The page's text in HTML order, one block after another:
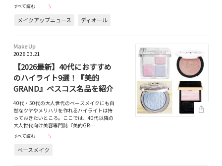
すべて読む
メイクアップニュース ディオール
Make Up
2026.03.21
【2026最新】40代におすすめ
のハイライト9選！『美的
GRAND』ベスコス名品を紹介
40代・50代の大人世代のベースメイクにも自
然なツヤやメリハリを作れるハイライトは持
っておきたいところ。ここでは、40代以降の
大人世代向け美容専門誌『美的GR…
すべて読む
ベースメイク